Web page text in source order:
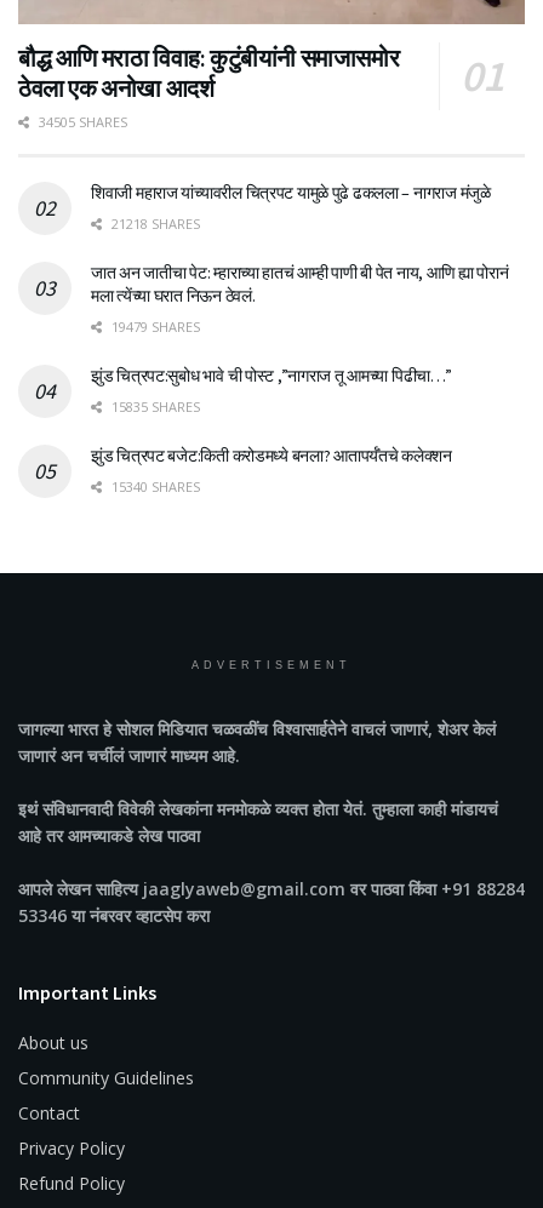
बौद्ध आणि मराठा विवाह: कुटुंबीयांनी समाजासमोर
ठेवला एक अनोखा आदर्श
34505 SHARES
शिवाजी महाराज यांच्यावरील चित्रपट यामुळे पुढे ढकलला – नागराज मंजुळे
21218 SHARES
जात अन जातीचा पेट: म्हाराच्या हातचं आम्ही पाणी बी पेत नाय, आणि ह्या पोरानं
मला त्येंच्या घरात निऊन ठेवलं.
19479 SHARES
झुंड चित्रपट:सुबोध भावे ची पोस्ट ,”नागराज तू आमच्या पिढीचा…”
15835 SHARES
झुंड चित्रपट बजेट:किती करोडमध्ये बनला? आतापर्यँतचे कलेक्शन
15340 SHARES
ADVERTISEMENT
जागल्या भारतहे सोशल मिडियात चळवळींच विश्वासार्हतेने वाचलं जाणारं, शेअर केलं
जाणारं अन चर्चीलं जाणारं माध्यम आहे.
इथं संविधानवादी विवेकी लेखकांना मनमोकळे व्यक्त होता येतं. तुम्हाला काही मांडायचं
आहे तर आमच्याकडे लेख पाठवा
आपले लेखन साहित्य jaaglyaweb@gmail.com वर पाठवा किंवा +91 88284
53346 या नंबरवर व्हाटसेप करा
Important Links
About us
Community Guidelines
Contact
Privacy Policy
Refund Policy